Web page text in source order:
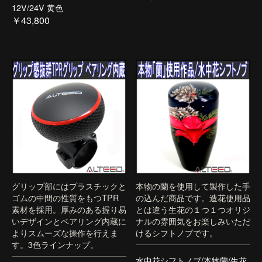
12V/24V 黄色
￥43,800
グリップ部にはプラスチックと
ゴムの中間の性質をもつTPR
素材を採用。厚みのある握り易
いデザインとベアリング内蔵に
よりスムーズな操作を行えま
す。3色ラインナップ。
本物の蘭を使用して製作した手
の込んだ商品です。造花使用品
とは違う生花の１つ１つオリジ
ナルの雰囲気をお楽しみいただ
けるシフトノブです。